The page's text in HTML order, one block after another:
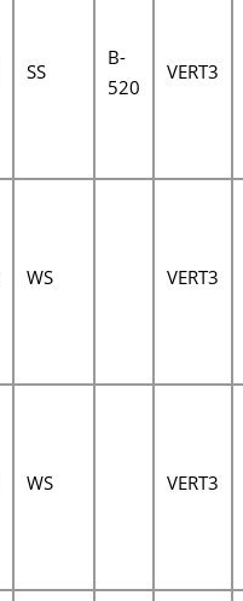
SS
B-
520
VERT3
WS VERT3
WS VERT3